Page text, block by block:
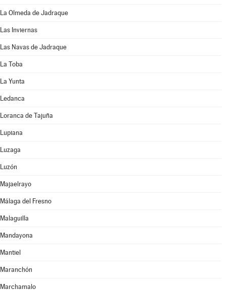
La Olmeda de Jadraque
Las Inviernas
Las Navas de Jadraque
La Toba
La Yunta
Ledanca
Loranca de Tajuña
Lupiana
Luzaga
Luzón
Majaelrayo
Málaga del Fresno
Malaguilla
Mandayona
Mantiel
Maranchón
Marchamalo